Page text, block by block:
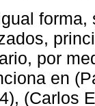
forma,
por
en
(Carlos